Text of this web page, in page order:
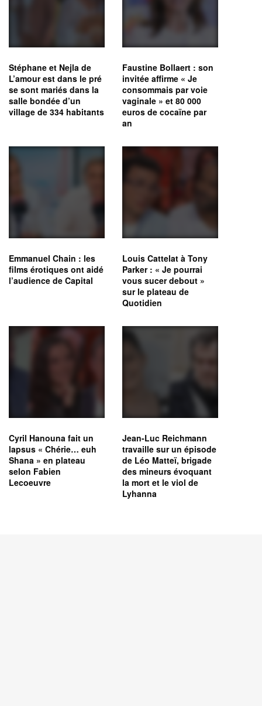
Stéphane et Nejla de
L’amour est dans le pré
se sont mariés dans la
salle bondée d’un
village de 334 habitants
Faustine Bollaert : son
invitée affirme « Je
consommais par voie
vaginale » et 80 000
euros de cocaïne par
an
Emmanuel Chain : les
films érotiques ont aidé
l’audience de Capital
Louis Cattelat à Tony
Parker : « Je pourrai
vous sucer debout »
sur le plateau de
Quotidien
Cyril Hanouna fait un
lapsus « Chérie… euh
Shana » en plateau
selon Fabien
Lecoeuvre
Jean-Luc Reichmann
travaille sur un épisode
de Léo Matteï, brigade
des mineurs évoquant
la mort et le viol de
Lyhanna